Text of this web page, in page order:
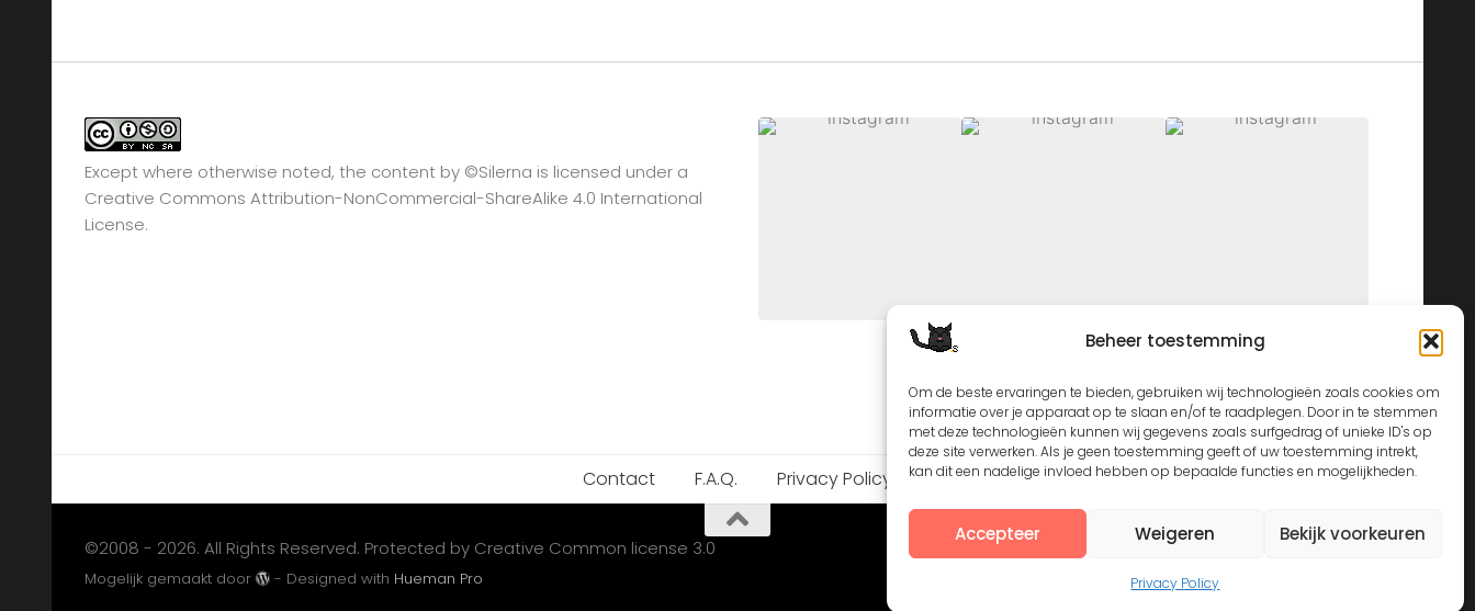
Beheer toestemming
Om de beste ervaringen te bieden, gebruiken wij technologieën zoals cookies om
informatie over je apparaat op te slaan en/of te raadplegen. Door in te stemmen
met deze technologieën kunnen wij gegevens zoals surfgedrag of unieke ID's op
deze site verwerken. Als je geen toestemming geeft of uw toestemming intrekt,
kan dit een nadelige invloed hebben op bepaalde functies en mogelijkheden.
Accepteer Weigeren Bekijk voorkeuren
Privacy Policy
Except where otherwise noted, the content by ©Silerna is licensed under a
Creative Commons Attribution-NonCommercial-ShareAlike 4.0 International
License.
Contact F.A.Q. Privacy Policy
©2008 - 2026. All Rights Reserved. Protected by Creative Common license 3.0
Mogelijk gemaakt door - Designed with Hueman Pro